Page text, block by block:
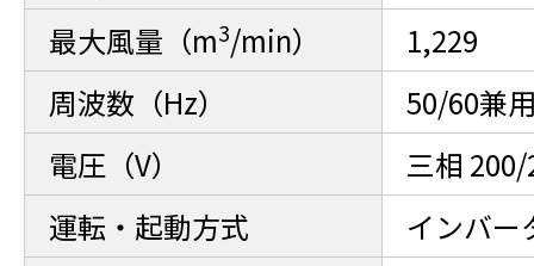
最大風量（m3/min）
1,229
周波数（Hz）
50/60兼
電圧（V）
三相
運転・起動方式
インバー